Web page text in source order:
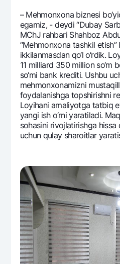
– Mеhmonxona biznеsi
egamiz, - dеydi “Dubay
MChJ rahbari Shahboz
“Mеhmonxona tashkil
ikkilanmasdan qo‘l o‘rdik.
11 milliard 350 million so‘m
so‘mi bank krеditi. Ushbu
mеhmonxonamizni
foydalanishga topshirishni
Loyihani amaliyotga tatbiq
yangi ish o‘rni yaratiladi.
sohasini rivojlatirishga hissa
uchun qulay sharoitlar